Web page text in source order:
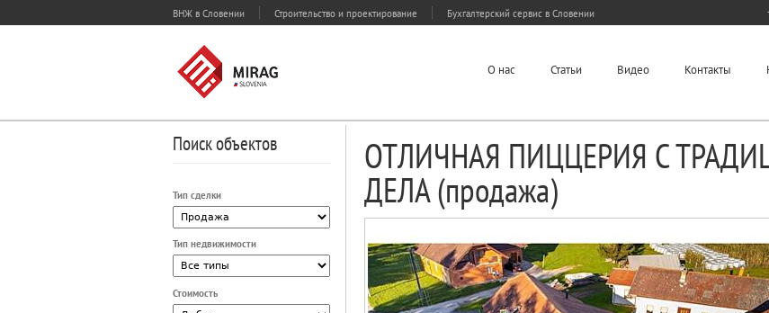
ВНЖ в Словении Строительство и проектирование Бухгалтерский сервис в Словении
О нас Статьи Видео Контакты
ОТЛИЧНАЯ ПИЦЦЕРИЯ С
ДЕЛА (продажа)
Поиск объектов
Тип сделки
Тип недвижимости
Стоимость